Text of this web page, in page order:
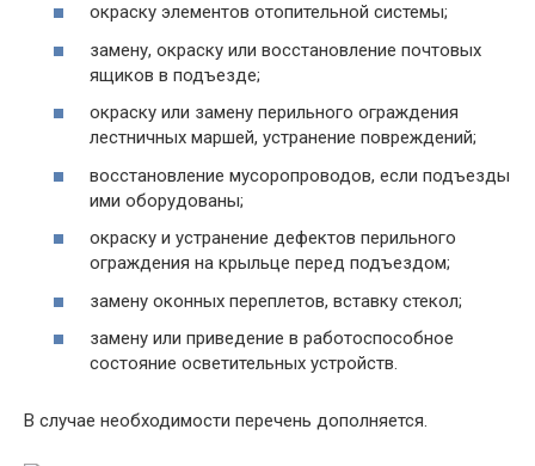
окраску элементов отопительной системы;
замену, окраску или восстановление почтовых
ящиков в подъезде;
окраску или замену перильного ограждения
лестничных маршей, устранение повреждений;
восстановление мусоропроводов, если подъезды
ими оборудованы;
окраску и устранение дефектов перильного
ограждения на крыльце перед подъездом;
замену оконных переплетов, вставку стекол;
замену или приведение в работоспособное
состояние осветительных устройств.
В случае необходимости перечень дополняется.